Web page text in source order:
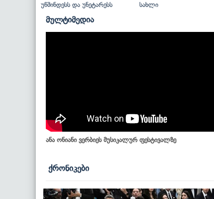
უწმინდესს და უნეტარესს სახლი
მულტიმედია
ანა ონიანი ვერბიეს მუსიკალურ ფესტივალზე
ქრონიკები